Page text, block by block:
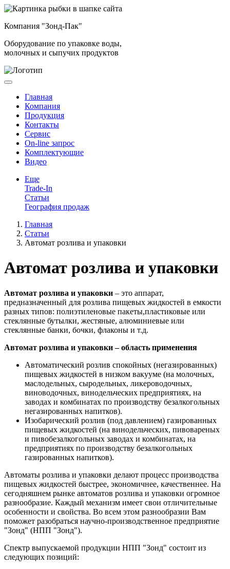
Компания "Зонд-Пак"
Оборудование по упаковке воды,
молочных и сыпучих продуктов
Главная
Компания
Продукция
Контакты
Сервис
On-line запрос
Комплектующие
Видео
Еще
Trade-In
Статьи
География продаж
Главная
Статьи
Автомат розлива и упаковки
Автомат розлива и упаковки
Автомат розлива и упаковки – это аппарат,
предназначенный для розлива пищевых жидкостей в емкости
разных типов: полиэтиленовые пакеты,пластиковые или
стеклянные бутылки, жестяные, алюминиевые или
стеклянные банки, бочки, флаконы и т.д.
Автомат розлива и упаковки – область применения
Автоматический розлив спокойных (негазированных)
пищевых жидкостей в низком вакууме (на молочных,
маслодельных, сыродельных, ликероводочных,
виноводочных, винодельческих предприятиях, на
заводах и комбинатах по производству безалкогольных
негазированных напитков).
Изобарический розлив (под давлением) газированных
пищевых жидкостей (на винодельческих, пивовареных
и пивобезалкогольных заводах и комбинатах, на
предприятиях по производству безалкогольных
газированных напитков).
Автоматы розлива и упаковки делают процесс производства
пищевых жидкостей быстрее, экономичнее, качественнее. На
сегодняшнем рынке автоматов розлива и упаковки огромное
разнообразие. Каждый механизм имеет свои отличительные
особенности и свойства. Во всем этом разнообразии Вам
поможет разобраться научно-производственное предприятие
"Зонд" (НПП "Зонд").
Спектр выпускаемой продукции НПП "Зонд" состоит из
следующих позиций: